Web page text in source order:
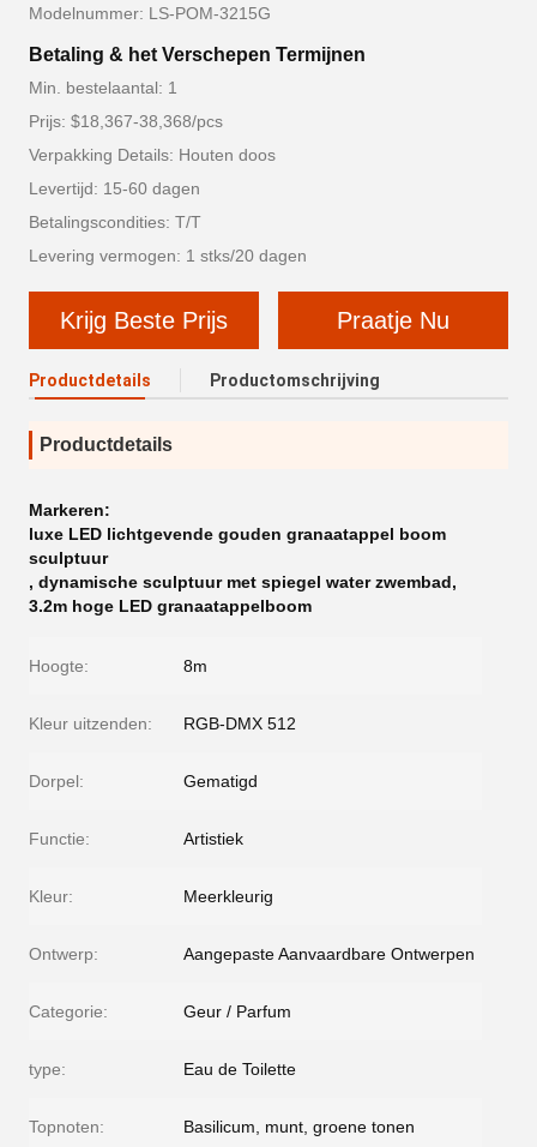
Modelnummer: LS-POM-3215G
Betaling & het Verschepen Termijnen
Min. bestelaantal: 1
Prijs: $18,367-38,368/pcs
Verpakking Details: Houten doos
Levertijd: 15-60 dagen
Betalingscondities: T/T
Levering vermogen: 1 stks/20 dagen
Krijg Beste Prijs Praatje Nu
Productdetails Productomschrijving
Productdetails
Markeren:
luxe LED lichtgevende gouden granaatappel boom
sculptuur
, dynamische sculptuur met spiegel water zwembad,
3.2m hoge LED granaatappelboom
Hoogte: 8m
Kleur uitzenden: RGB-DMX 512
Dorpel: Gematigd
Functie: Artistiek
Kleur: Meerkleurig
Ontwerp: Aangepaste Aanvaardbare Ontwerpen
Categorie: Geur / Parfum
type: Eau de Toilette
Topnoten: Basilicum, munt, groene tonen